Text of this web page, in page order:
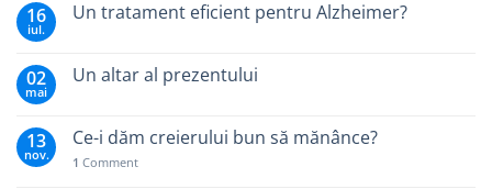
16
iul.
Un tratament eficient pentru Alzheimer?
02
mai
Un altar al prezentului
13
nov.
Ce-i dăm creierului bun să mănânce?
1 Comment